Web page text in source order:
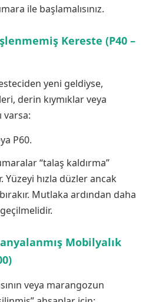
ile başlamalısınız.
Kereste (P40 –
yeni geldiyse,
derin kıymıklar veya
varsa:
P60.
“talaş kaldırma”
Yüzeyi hızla düzler ancak
Mutlaka ardından daha
Mobilyalık
veya marangozun